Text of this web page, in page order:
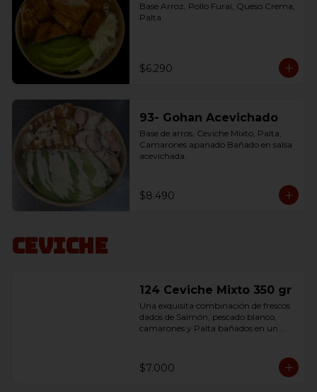
Base Arroz, Pollo Furai, Queso Crema,
Palta
$6.290
93- Gohan Acevichado
Base de arros, Ceviche Mixto, Palta,
Camarones apanado Bañado en salsa
acevichada.
$8.490
Ceviche
124 Ceviche Mixto 350 gr
Una exquisita combinación de frescos
dados de Salmón, pescado blanco,
camarones y Palta bañados en un
$7.000